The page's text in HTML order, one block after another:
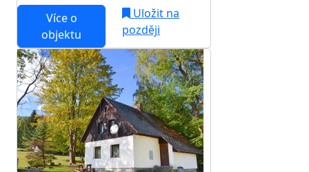
Více o
objektu
Uložit na
později